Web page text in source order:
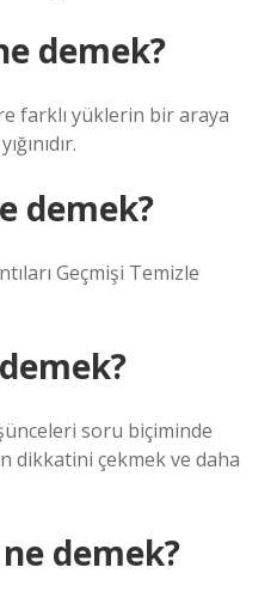
demek?
farklı yüklerin bir araya
demek?
Geçmişi Temizle
soru biçiminde
dikkatini çekmek ve daha
demek?